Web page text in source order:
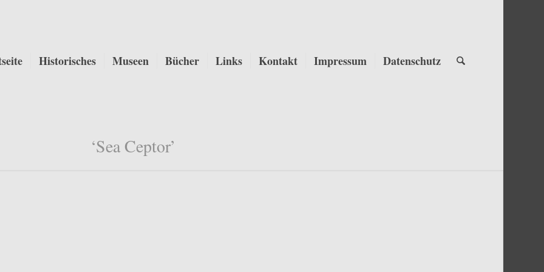
Historisches Museen Bücher Links Kontakt Impressum Datenschutz
‘Sea Ceptor’